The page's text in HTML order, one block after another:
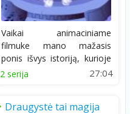
Vaikai animaciniame
filmuke mano mažasis
ponis išvys istoriją, kurioje
poniai turi keliauti...
2 serija 27:04
Draugystė tai magija